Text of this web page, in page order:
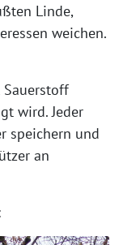
Linde,
wei­chen.
wird. Jeder
spei­chern und
an